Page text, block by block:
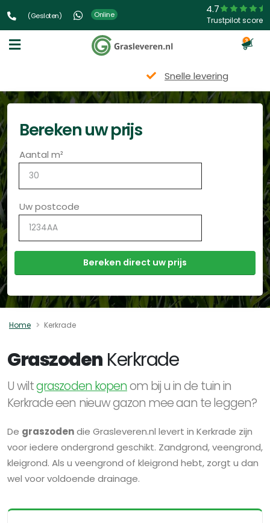
(Gesloten) Online 4.7
Trustpilot score
3
Snelle levering
Bereken uw prijs
Aantal m²
Uw postcode
Home Kerkrade
Graszoden Kerkrade
U wiltgraszoden kopenom bij u in de tuin in
Kerkrade een nieuw gazon mee aan te leggen?
De graszodendie Grasleveren.nl levert in Kerkrade zijn
voor iedere ondergrond geschikt. Zandgrond, veengrond,
kleigrond. Als u veengrond of kleigrond hebt, zorgt u dan
wel voor voldoende drainage.